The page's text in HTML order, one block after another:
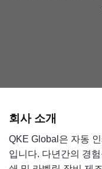
회사 소개
QKE Global은 자동
입니다. 다년간의 경